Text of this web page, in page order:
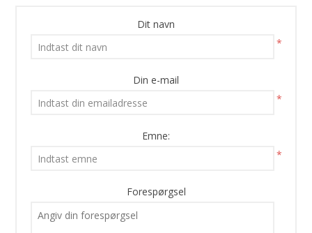
Dit navn
*
Din e-mail
*
Emne:
*
Forespørgsel